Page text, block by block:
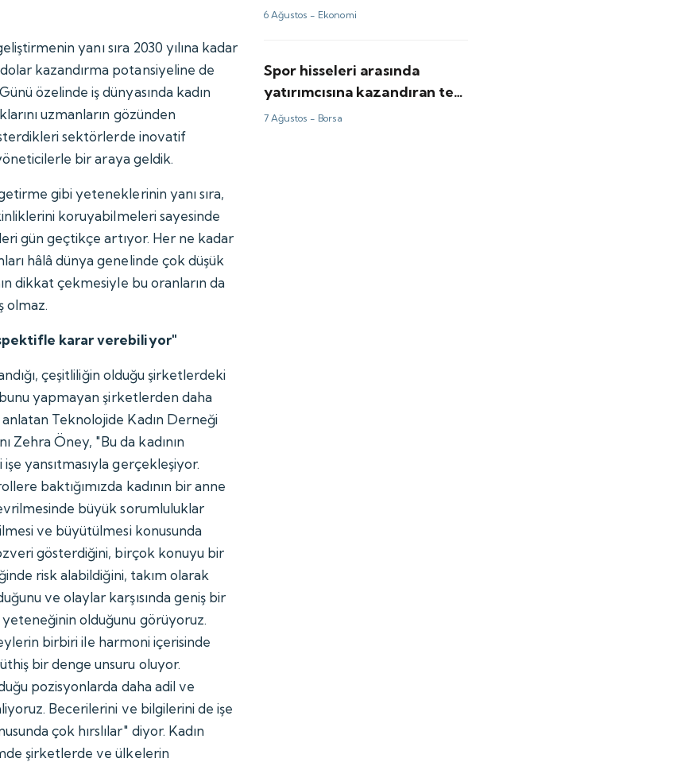
yanı sıra 2030 yılına kadar
kazandırma potansiyeline de
özelinde iş dünyasında kadın
uzmanların gözünden
sektörlerde inovatif
bir araya geldik.
gibi yeteneklerinin yanı sıra,
koruyabilmeleri sayesinde
gün geçtikçe artıyor. Her ne kadar
hâlâ dünya genelinde çok düşük
dikkat çekmesiyle bu oranların da
olmaz.
karar verebiliyor"
çeşitliliğin olduğu şirketlerdeki
yapmayan şirketlerden daha
Teknolojide Kadın Derneği
Zehra Öney, "Bu da kadının
yansıtmasıyla gerçekleşiyor.
baktığımızda kadının bir anne
büyük sorumluluklar
ve büyütülmesi konusunda
gösterdiğini, birçok konuyu bir
risk alabildiğini, takım olarak
ve olaylar karşısında geniş bir
olduğunu görüyoruz.
birbiri ile harmoni içerisinde
bir denge unsuru oluyor.
pozisyonlarda daha adil ve
Becerilerini ve bilgilerini de işe
çok hırslılar" diyor. Kadın
şirketlerde ve ülkelerin
6 Ağustos - Ekonomi
Spor hisseleri arasında
yatırımcısına kazandıran tek
kulüp oldu
7 Ağustos - Borsa